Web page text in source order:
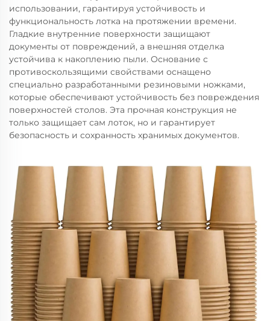
использовании, гарантируя устойчивость и
функциональность лотка на протяжении времени.
Гладкие внутренние поверхности защищают
документы от повреждений, а внешняя отделка
устойчива к накоплению пыли. Основание с
противоскользящими свойствами оснащено
специально разработанными резиновыми ножками,
которые обеспечивают устойчивость без повреждения
поверхностей столов. Эта прочная конструкция не
только защищает сам лоток, но и гарантирует
безопасность и сохранность хранимых документов.